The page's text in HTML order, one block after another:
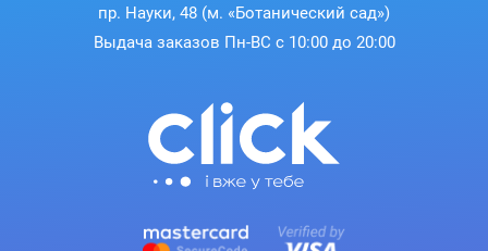
пр. Науки, 48 (м. «Ботанический сад»)
Выдача заказов Пн-ВС с 10:00 до 20:00